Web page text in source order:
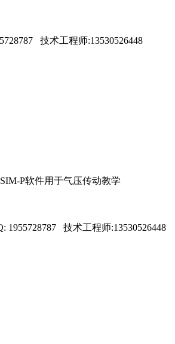
技术工程师:13530526448
P软件用于气压传动教学
技术工程师:13530526448